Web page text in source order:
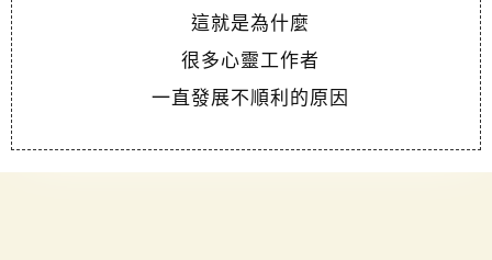
這就是為什麼
很多心靈工作者
一直發展不順利的原因